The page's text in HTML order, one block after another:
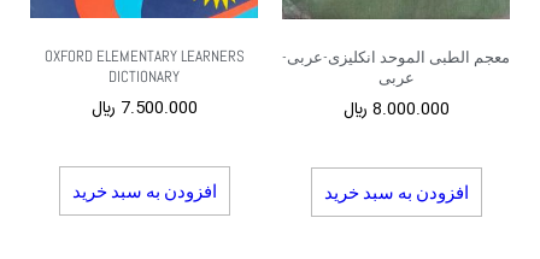
معجم الطبی الموحد انکلیزی-عربی-
عربی
8.000.000 ﷼
افزودن به سبد خرید
OXFORD ELEMENTARY LEARNERS
DICTIONARY
7.500.000 ﷼
افزودن به سبد خرید